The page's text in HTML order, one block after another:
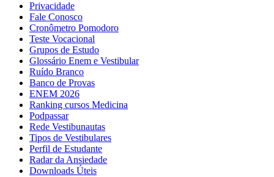
Privacidade
Fale Conosco
Cronômetro Pomodoro
Teste Vocacional
Grupos de Estudo
Glossário Enem e Vestibular
Ruído Branco
Banco de Provas
ENEM 2026
Ranking cursos Medicina
Podpassar
Rede Vestibunautas
Tipos de Vestibulares
Perfil de Estudante
Radar da Ansiedade
Downloads Úteis